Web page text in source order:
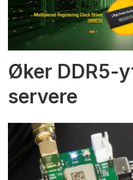
Øker DDR5-
servere